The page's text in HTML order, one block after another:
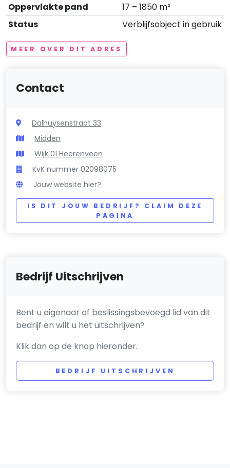
Oppervlakte pand
17 – 1850 m²
Status
Verblijfsobject in gebruik
MEER OVER DIT ADRES
Contact
Dalhuysenstraat 33
Midden
Wijk 01 Heerenveen
KvK nummer 02098075
Jouw website hier?
IS DIT JOUW BEDRIJF? CLAIM DEZE
PAGINA
Bedrijf Uitschrijven
Bent u eigenaar of beslissingsbevoegd lid van dit
bedrijf en wilt u het uitschrijven?
Klik dan op de knop hieronder.
BEDRIJF UITSCHRIJVEN